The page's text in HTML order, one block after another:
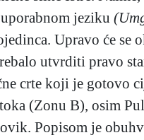
jeziku
Upravo će se
utvrditi pravo
crte koji je gotovo
(Zonu B), osim
Popisom je